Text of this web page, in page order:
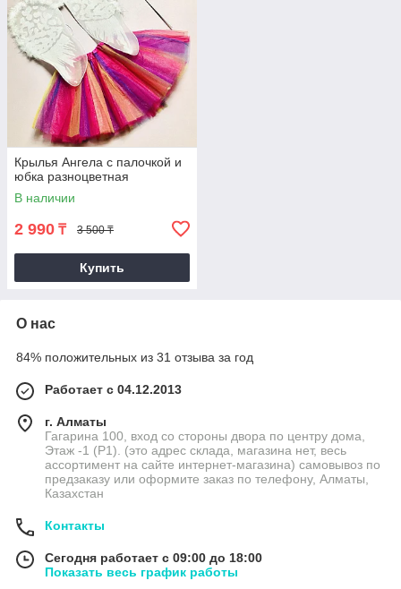
Крылья Ангела с палочкой и
юбка разноцветная
В наличии
2 990 ₸ 3 500 ₸
Купить
О нас
84% положительных из 31 отзыва за год
Работает с 04.12.2013
г. Алматы
Гагарина 100, вход со стороны двора по центру дома,
Этаж -1 (P1). (это адрес склада, магазина нет, весь
ассортимент на сайте интернет-магазина) самовывоз по
предзаказу или оформите заказ по телефону, Алматы,
Казахстан
Контакты
Сегодня работает с 09:00 до 18:00
Показать весь график работы